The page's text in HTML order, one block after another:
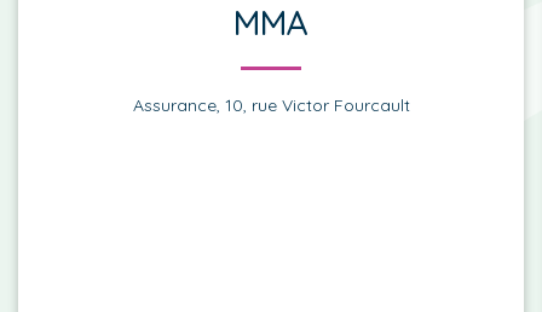
MMA
Assurance, 10, rue Victor Fourcault